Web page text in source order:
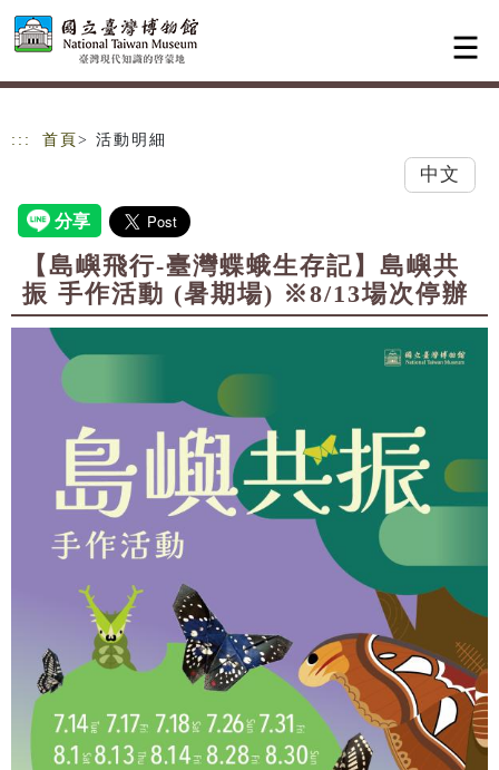
跳到主要內容
網站導覽
::: 首頁 > 活動明細
中文
【島嶼飛行-臺灣蝶蛾生存記】島嶼共
振 手作活動 (暑期場) ※8/13場次停辦